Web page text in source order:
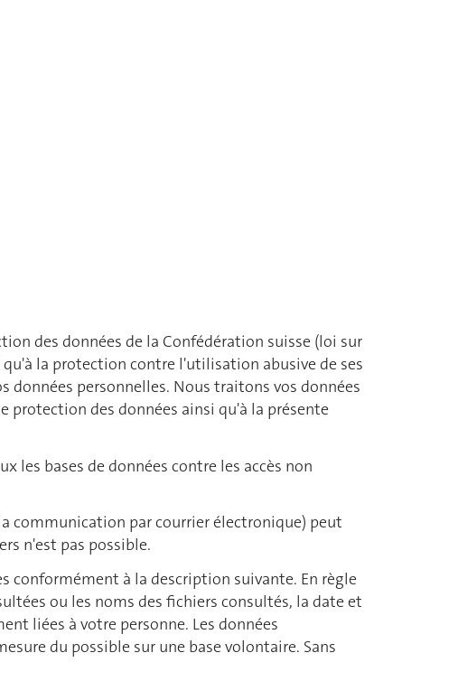
des données de la Confédération suisse (loi sur
la protection contre l'utilisation abusive de ses
données personnelles. Nous traitons vos données
des données ainsi qu'à la présente
les bases de données contre les accès non
communication par courrier électronique) peut
n'est pas possible.
conformément à la description suivante. En règle
ou les noms des fichiers consultés, la date et
liées à votre personne. Les données
du possible sur une base volontaire. Sans